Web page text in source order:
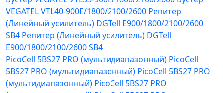
VEGATEL VTL40-900E/1800/2100/2600 Репитер
(Линейный усилитель) DGTell Е900/1800/2100/2600
SB4 Репитер (Линейный усилитель) DGTell
Е900/1800/2100/2600 SB4
PicoCell 5BS27 PRO (мультидиапазонный) PicoCell
5BS27 PRO (мультидиапазонный) PicoCell 5BS27 PRO
(мультидиапазонный) PicoCell 5BS27 PRO